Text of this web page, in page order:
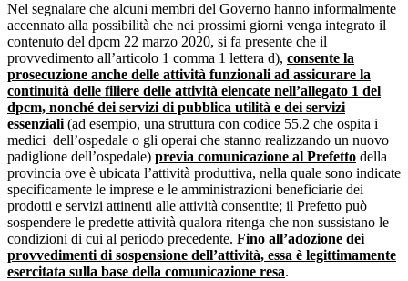
Nel segnalare che alcuni membri del Governo hanno informalmente
accennato alla possibilità che nei prossimi giorni venga integrato il
contenuto del dpcm 22 marzo 2020, si fa presente che il
provvedimento all’articolo 1 comma 1 lettera d), consente la
prosecuzione anche delle attività funzionali ad assicurare la
continuità delle filiere delle attività elencate nell’allegato 1 del
dpcm, nonché dei servizi di pubblica utilità e dei servizi
essenziali(ad esempio, una struttura con codice 55.2 che ospita i
medici dell’ospedale o gli operai che stanno realizzando un nuovo
padiglione dell’ospedale) previa comunicazione al Prefetto della
provincia ove è ubicata l’attività produttiva, nella quale sono indicate
specificamente le imprese e le amministrazioni beneficiarie dei
prodotti e servizi attinenti alle attività consentite; il Prefetto può
sospendere le predette attività qualora ritenga che non sussistano le
condizioni di cui al periodo precedente. Fino all’adozione dei
provvedimenti di sospensione dell’attività, essa è legittimamente
esercitata sulla base della comunicazione resa.